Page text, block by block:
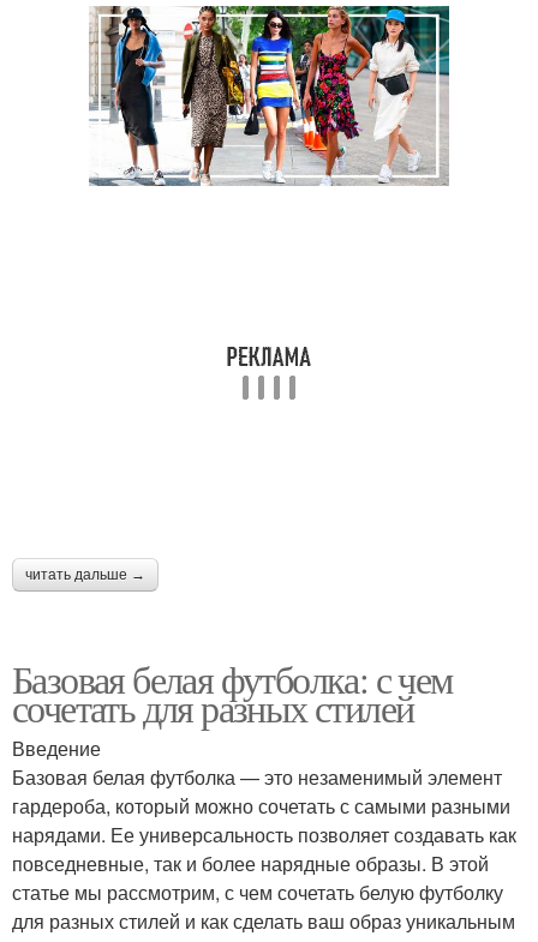
Гранж с футболкой Флюиды с футболкой
Мужская футболка Футболки для женщин
Футболка для женского
гардероба
Однотонная футболка
читать дальше →
Базовая белая футболка: с чем
сочетать для разных стилей
Введение
Базовая белая футболка — это незаменимый элемент
гардероба, который можно сочетать с самыми разными
нарядами. Ее универсальность позволяет создавать как
повседневные, так и более нарядные образы. В этой
статье мы рассмотрим, с чем сочетать белую футболку
для разных стилей и как сделать ваш образ уникальным